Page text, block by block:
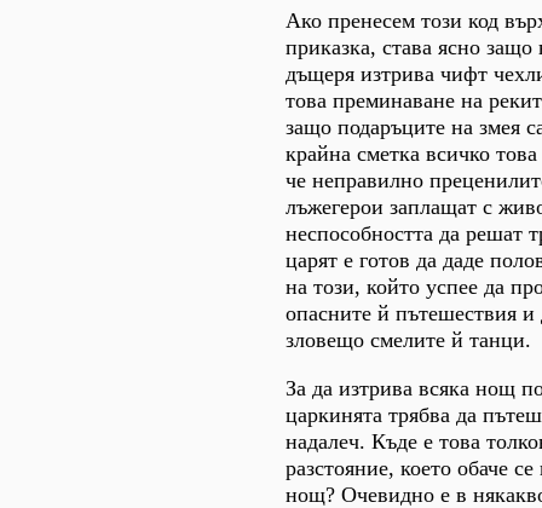
Ако пренесем този код
приказка, става ясно
дъщеря изтрива чифт
това преминаване на
защо подаръците на змея
крайна сметка всичко
че неправилно
лъжегерои заплащат с
неспособността да решат
царят е готов да даде
на този, който успее да
опасните й пътешествия и
зловещо смелите й танци.
За да изтрива всяка нощ
царкинята трябва да
надалеч. Къде е това
разстояние, което обаче
нощ? Очевидно е в